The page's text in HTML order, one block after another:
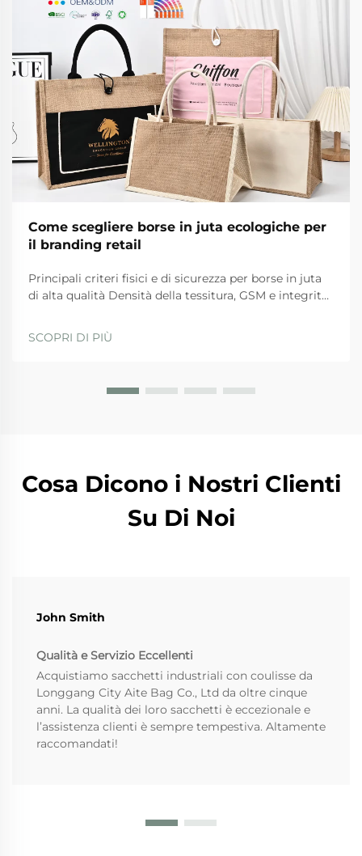
Come scegliere borse in juta ecologiche per
il branding retail
Principali criteri fisici e di sicurezza per borse in juta
di alta qualità Densità della tessitura, GSM e integrità
qualità, ci sono determinati standard fisici che
devono essere rispettati per garantire durata e
SCOPRI DI PIÙ
Cosa Dicono i Nostri Clienti
Su Di Noi
John Smith
Qualità e Servizio Eccellenti
Acquistiamo sacchetti industriali con coulisse da
Longgang City Aite Bag Co., Ltd da oltre cinque
anni. La qualità dei loro sacchetti è eccezionale e
l’assistenza clienti è sempre tempestiva. Altamente
raccomandati!